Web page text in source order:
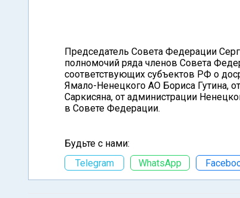
Председатель Совета Федерации
полномочий ряда членов Совета
соответствующих субъектов РФ о
Ямало-Ненецкого АО Бориса Гутина,
Саркисяна, от администрации
в Совете Федерации.
Будьте с нами:
Telegram
WhatsApp